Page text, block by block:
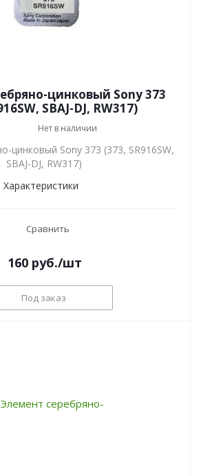
цинковый Sony 373
SBAJ-DJ, RW317)
Нет в наличии
цинковый Sony 373 (373, SR916SW,
SBAJ-DJ, RW317)
Характеристики
Сравнить
160руб./шт
Под заказ